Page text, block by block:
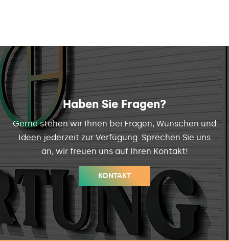
Haben Sie Fragen?
Gerne stehen wir Ihnen bei Fragen, Wünschen und
Ideen jederzeit zur Verfügung. Sprechen Sie uns
an, wir freuen uns auf Ihren Kontakt!
KONTAKT